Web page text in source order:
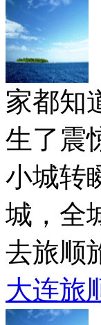
家都知
生了震
小城转
城，全
去旅顺
大连旅